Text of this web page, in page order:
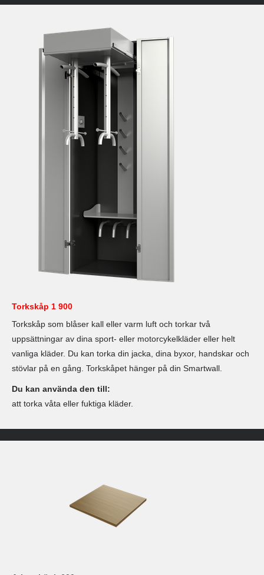
Torkskåp 1 900
Torkskåp som blåser kall eller varm luft och torkar två
uppsättningar av dina sport- eller motorcykelkläder eller helt
vanliga kläder. Du kan torka din jacka, dina byxor, handskar och
stövlar på en gång. Torkskåpet hänger på din Smartwall.
Du kan använda den till:
att torka våta eller fuktiga kläder.